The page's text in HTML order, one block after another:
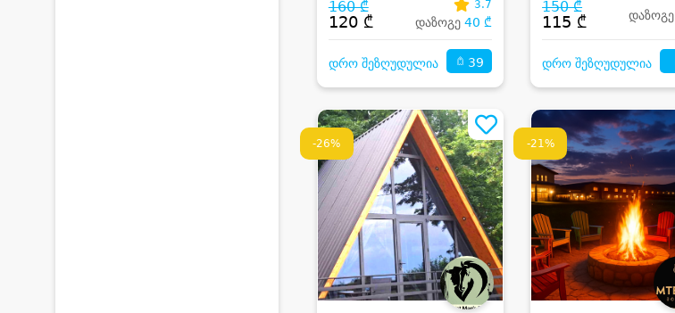
160 ₾
120 ₾
3.7
დაზოგე40 ₾
დრო შეზღუდულია 39
150 ₾
115 ₾ დაზოგე
დრო შეზღუდულია
-26% -21%